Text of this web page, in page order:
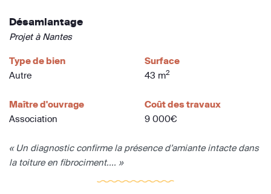
Désamiantage
Projet à Nantes
Type de bien
Autre
Surface
43 m2
Maître d'ouvrage
Association
Coût des travaux
9 000€
« Un diagnostic confirme la présence d’amiante intacte dans
la toiture en fibrociment.... »